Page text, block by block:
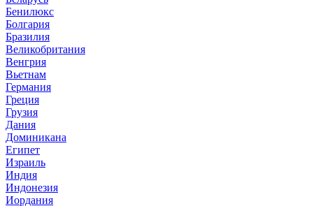
Бенилюкс
Болгария
Бразилия
Великобритания
Венгрия
Вьетнам
Германия
Греция
Грузия
Дания
Доминикана
Египет
Израиль
Индия
Индонезия
Иордания